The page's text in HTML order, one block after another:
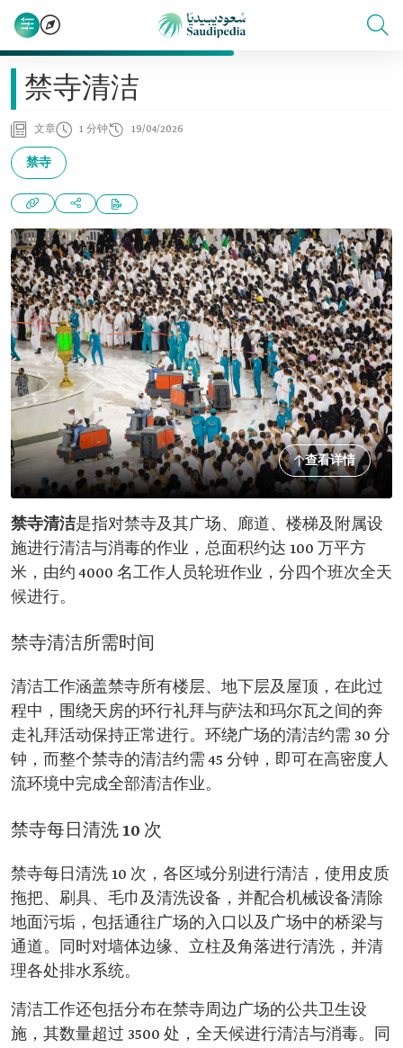
禁寺清洁
文章 1 分钟 19/04/2026
禁寺
查看详情
禁寺清洁是指对禁寺及其广场、廊道、楼梯及附属设
施进行清洁与消毒的作业，总面积约达 100 万平方
米，由约 4000 名工作人员轮班作业，分四个班次全天
候进行。
禁寺清洁所需时间
清洁工作涵盖禁寺所有楼层、地下层及屋顶，在此过
程中，围绕天房的环行礼拜与萨法和玛尔瓦之间的奔
走礼拜活动保持正常进行。环绕广场的清洁约需 30 分
钟，而整个禁寺的清洁约需 45 分钟，即可在高密度人
流环境中完成全部清洁作业。
禁寺每日清洗 10 次
禁寺每日清洗 10 次，各区域分别进行清洁，使用皮质
拖把、刷具、毛巾及清洗设备，并配合机械设备清除
地面污垢，包括通往广场的入口以及广场中的桥梁与
通道。同时对墙体边缘、立柱及角落进行清洗，并清
理各处排水系统。
清洁工作还包括分布在禁寺周边广场的公共卫生设
施，其数量超过 3500 处，全天候进行清洁与消毒。同